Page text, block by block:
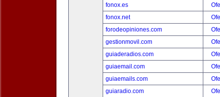
fonox.es
fonox.net
forodeopiniones.com
gestionmovil.com
guiaderadios.com
guiaemail.com
guiaemails.com
guiaradio.com